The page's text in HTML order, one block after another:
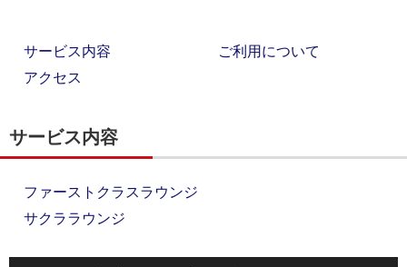
サービス内容
ご利用について
アクセス
サービス内容
ファーストクラスラウンジ
サクララウンジ